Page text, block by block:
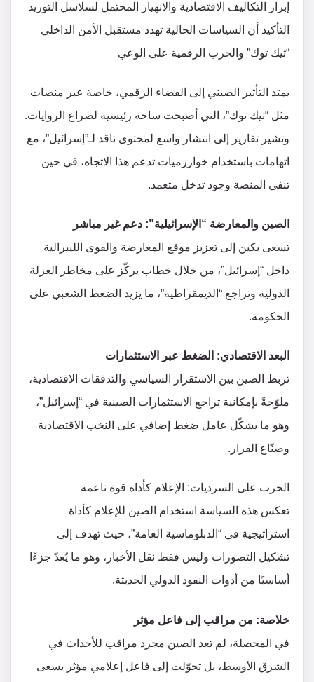
إبراز التكاليف الاقتصادية والانهيار المحتمل لسلاسل التوريد
التأكيد أن السياسات الحالية تهدد مستقبل الأمن الداخلي
“تيك توك” والحرب الرقمية على الوعي
يمتد التأثير الصيني إلى الفضاء الرقمي، خاصة عبر منصات
مثل “تيك توك”، التي أصبحت ساحة رئيسية لصراع الروايات.
وتشير تقارير إلى انتشار واسع لمحتوى ناقد لـ”إسرائيل”، مع
اتهامات باستخدام خوارزميات تدعم هذا الاتجاه، في حين
تنفي المنصة وجود تدخل متعمد.
الصين والمعارضة “الإسرائيلية”: دعم غير مباشر
تسعى بكين إلى تعزيز موقع المعارضة والقوى الليبرالية
داخل “إسرائيل”، من خلال خطاب يركّز على مخاطر العزلة
الدولية وتراجع “الديمقراطية”، ما يزيد الضغط الشعبي على
الحكومة.
البعد الاقتصادي: الضغط عبر الاستثمارات
تربط الصين بين الاستقرار السياسي والتدفقات الاقتصادية،
ملوّحةً بإمكانية تراجع الاستثمارات الصينية في “إسرائيل”،
وهو ما يشكّل عامل ضغط إضافي على النخب الاقتصادية
وصنّاع القرار.
الحرب على السرديات: الإعلام كأداة قوة ناعمة
تعكس هذه السياسة استخدام الصين للإعلام كأداة
استراتيجية في “الدبلوماسية العامة”، حيث تهدف إلى
تشكيل التصورات وليس فقط نقل الأخبار، وهو ما يُعدّ جزءًا
أساسيًا من أدوات النفوذ الدولي الحديثة.
خلاصة: من مراقب إلى فاعل مؤثر
في المحصلة، لم تعد الصين مجرد مراقب للأحداث في
الشرق الأوسط، بل تحوّلت إلى فاعل إعلامي مؤثر يسعى